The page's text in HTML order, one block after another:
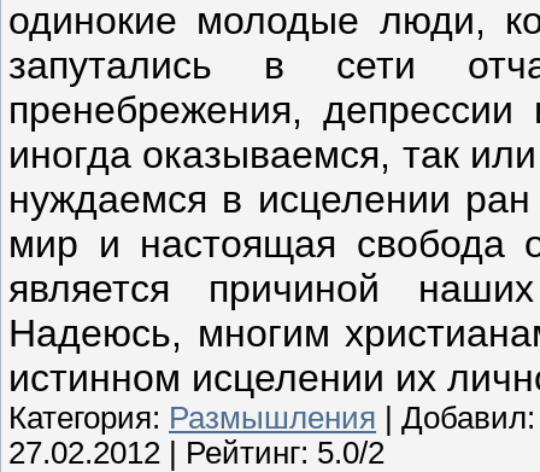
одинокие молодые люди,
запутались в сети
пренебрежения,
иногда оказываемся, так
нуждаемся в исцелении
мир и настоящая свобода
является причиной
Надеюсь, многим
истинном исцелении их
Категория: Размышления |
27.02.2012 | Рейтинг: 5.0/2